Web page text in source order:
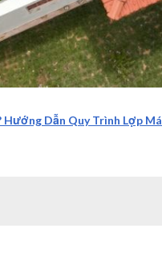
Hướng Dẫn Quy Trình Lợp